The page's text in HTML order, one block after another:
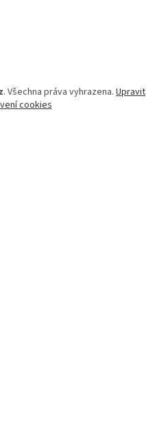
. Všechna práva vyhrazena. Upravit
cookies